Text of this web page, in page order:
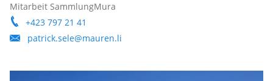
Mitarbeit SammlungMura
+423 797 21 41
patrick.sele@mauren.li